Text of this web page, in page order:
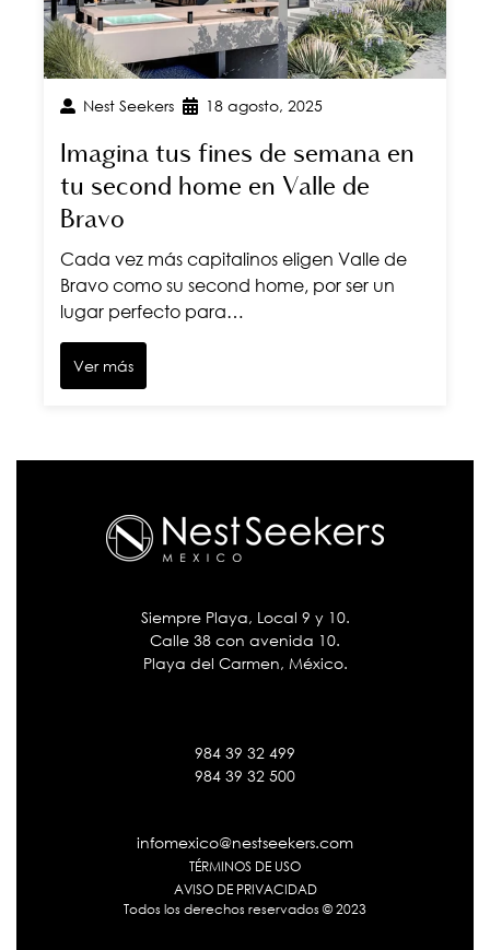
Nest Seekers 18 agosto, 2025
Imagina tus fines de semana en
tu second home en Valle de
Bravo
Cada vez más capitalinos eligen Valle de
Bravo como su second home, por ser un
lugar perfecto para…
Ver más
Siempre Playa, Local 9 y 10.
Calle 38 con avenida 10.
Playa del Carmen, México.
984 39 32 499
984 39 32 500
infomexico@nestseekers.com
TÉRMINOS DE USO
AVISO DE PRIVACIDAD
Todos los derechos reservados © 2023